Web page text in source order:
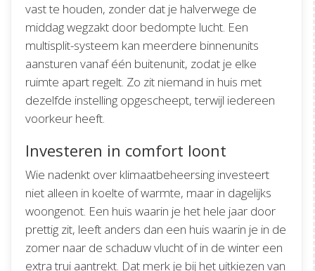
vast te houden, zonder dat je halverwege de
middag wegzakt door bedompte lucht. Een
multisplit-systeem kan meerdere binnenunits
aansturen vanaf één buitenunit, zodat je elke
ruimte apart regelt. Zo zit niemand in huis met
dezelfde instelling opgescheept, terwijl iedereen
voorkeur heeft.
Investeren in comfort loont
Wie nadenkt over klimaatbeheersing investeert
niet alleen in koelte of warmte, maar in dagelijks
woongenot. Een huis waarin je het hele jaar door
prettig zit, leeft anders dan een huis waarin je in de
zomer naar de schaduw vlucht of in de winter een
extra trui aantrekt. Dat merk je bij het uitkiezen van